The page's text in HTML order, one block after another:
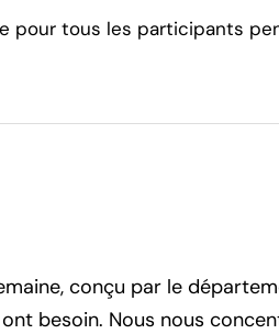
pour tous les participants
conçu par le
besoin. Nous nous